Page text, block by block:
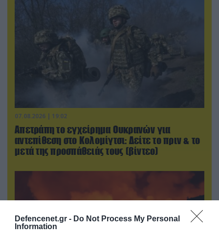
Defencenet.gr - Do Not Process My Personal
Information
07.08.2026 | 19:02
Απετράπη το εγχείρημα Ουκρανών για
αντεπίθεση στο Κολομίγτσι: Δείτε το πριν & το
μετά της προσπάθειάς τους (βίντεο)